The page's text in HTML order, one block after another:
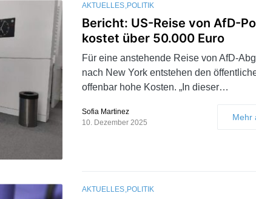
AKTUELLES POLITIK
Bericht: US-Reise von AfD-
kostet über 50.000 Euro
Für eine anstehende Reise von AfD-
nach New York entstehen den
offenbar hohe Kosten. „In dieser…
Sofia Martinez
10. Dezember 2025
Mehr
AKTUELLES POLITIK